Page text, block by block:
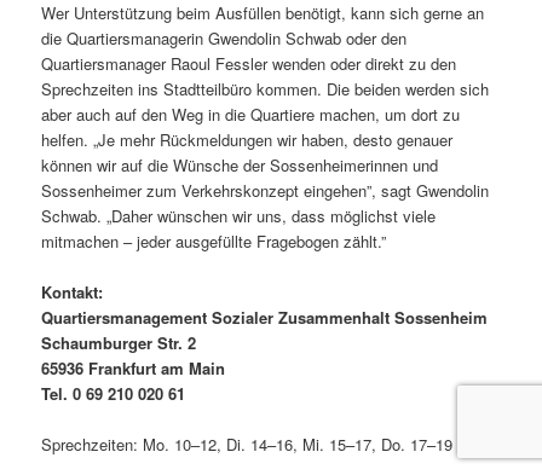
Wer Unterstützung beim Ausfüllen benötigt, kann sich gerne an
die Quartiersmanagerin Gwendolin Schwab oder den
Quartiersmanager Raoul Fessler wenden oder direkt zu den
Sprechzeiten ins Stadtteilbüro kommen. Die beiden werden sich
aber auch auf den Weg in die Quartiere machen, um dort zu
helfen. „Je mehr Rückmeldungen wir haben, desto genauer
können wir auf die Wünsche der Sossenheimerinnen und
Sossenheimer zum Verkehrskonzept eingehen”, sagt Gwendolin
Schwab. „Daher wünschen wir uns, dass möglichst viele
mitmachen – jeder ausgefüllte Fragebogen zählt.”
Kontakt:
Quartiersmanagement Sozialer Zusammenhalt Sossenheim
Schaumburger Str. 2
65936 Frankfurt am Main
Tel. 0 69 210 020 61
Sprechzeiten: Mo. 10–12, Di. 14–16, Mi. 15–17, Do. 17–19 Uhr